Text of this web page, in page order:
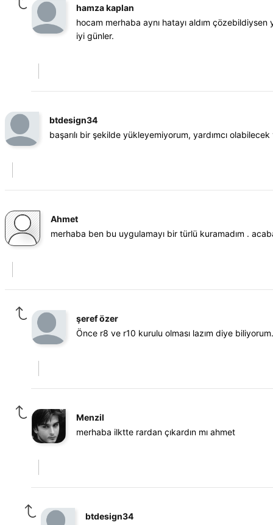
hamza kaplan
hocam merhaba aynı hatayı aldım çözebildiysen
iyi günler.
btdesign34
başarılı bir şekilde yükleyemiyorum, yardımcı olabilecek
Ahmet
merhaba ben bu uygulamayı bir türlü kuramadım .
şeref özer
Önce r8 ve r10 kurulu olması lazım diye biliyorum.
Menzil
merhaba ilktte rardan çıkardın mı ahmet
btdesign34